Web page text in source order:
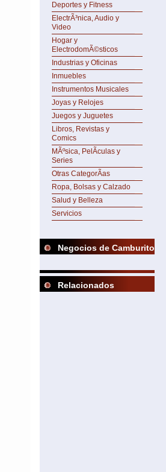
Deportes y Fitness
ElectrÃ³nica, Audio y
Video
Hogar y
ElectrodomÃ©sticos
Industrias y Oficinas
Inmuebles
Instrumentos Musicales
Joyas y Relojes
Juegos y Juguetes
Libros, Revistas y
Comics
MÃºsica, PelÃ­culas y
Series
Otras CategorÃ­as
Ropa, Bolsas y Calzado
Salud y Belleza
Servicios
Negocios de Camburito
Relacionados